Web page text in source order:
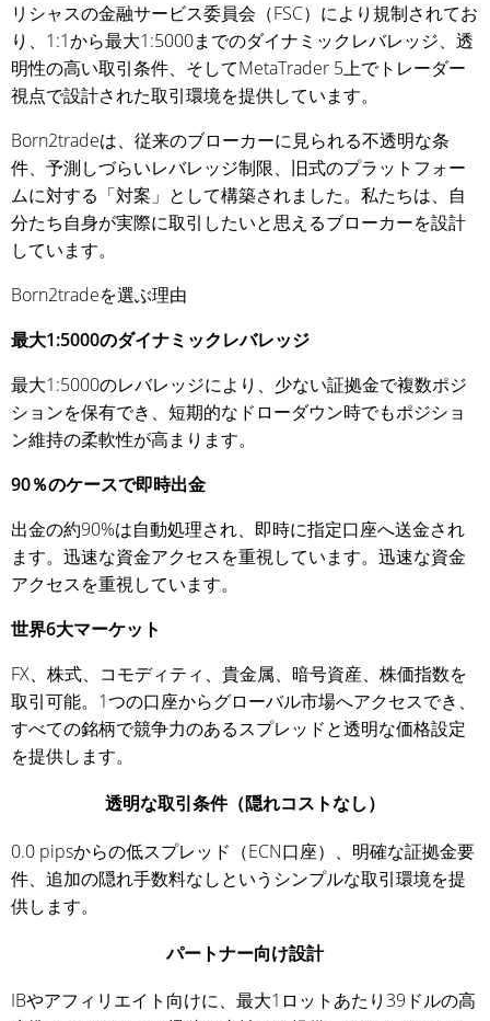
リシャスの金融サービス委員会（FSC）により規制されてお
り、1:1から最大1:5000までのダイナミックレバレッジ、透
明性の高い取引条件、そしてMetaTrader 5上でトレーダー
視点で設計された取引環境を提供しています。
Born2tradeは、従来のブローカーに見られる不透明な条
件、予測しづらいレバレッジ制限、旧式のプラットフォー
ムに対する「対案」として構築されました。私たちは、自
分たち自身が実際に取引したいと思えるブローカーを設計
しています。
Born2tradeを選ぶ理由
最大1:5000のダイナミックレバレッジ
最大1:5000のレバレッジにより、少ない証拠金で複数ポジ
ションを保有でき、短期的なドローダウン時でもポジショ
ン維持の柔軟性が高まります。
90％のケースで即時出金
出金の約90%は自動処理され、即時に指定口座へ送金され
ます。迅速な資金アクセスを重視しています。迅速な資金
アクセスを重視しています。
世界6大マーケット
FX、株式、コモディティ、貴金属、暗号資産、株価指数を
取引可能。1つの口座からグローバル市場へアクセスでき、
すべての銘柄で競争力のあるスプレッドと透明な価格設定
を提供します。
透明な取引条件（隠れコストなし）
0.0 pipsからの低スプレッド（ECN口座）、明確な証拠金要
件、追加の隠れ手数料なしというシンプルな取引環境を提
供します。
パートナー向け設計
IBやアフィリエイト向けに、最大1ロットあたり39ドルの高